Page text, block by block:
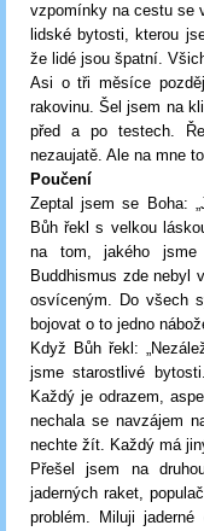
vzpomínky na cestu se
lidské bytosti, kterou
že lidé jsou špatní.
Asi o tři měsíce
rakovinu. Šel jsem na
před a po testech.
nezaujatě. Ale na mne
Poučení
Zeptal jsem se Boha:
Bůh řekl s velkou
na tom, jakého jsme
Buddhismus zde nebyl
osvíceným. Do všech
bojovat o to jedno
Když Bůh řekl:
jsme starostlivé
Každý je odrazem,
nechala se navzájem
nechte žít. Každý má
Přešel jsem na
jaderných raket,
problém. Miluji